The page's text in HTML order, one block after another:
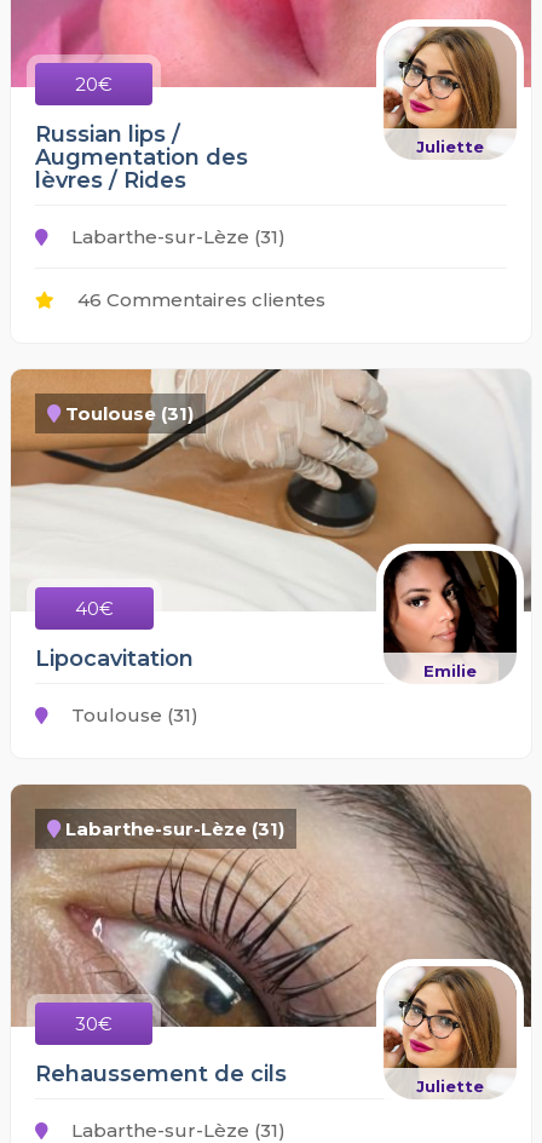
20€
Juliette
Russian lips /
Augmentation des
lèvres / Rides
Labarthe-sur-Lèze (31)
46 Commentaires clientes
Toulouse (31)
40€
Emilie
Lipocavitation
Toulouse (31)
Labarthe-sur-Lèze (31)
30€
Juliette
Rehaussement de cils
Labarthe-sur-Lèze (31)